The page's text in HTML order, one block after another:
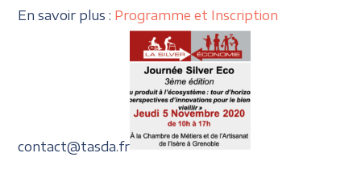
En savoir plus : Programme et Inscription
contact@tasda.fr